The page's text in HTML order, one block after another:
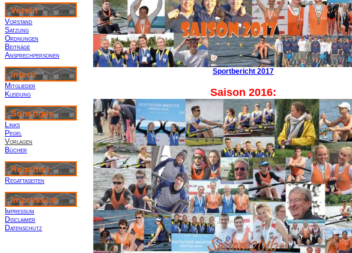
Vorstand
Satzung
Ordnungen
Beiträge
Ansprechpersonen
Mitglieder
Kleidung
Links
Pegel
Vorlagen
Bücher
Regattaseiten
Impressum
Disclaimer
Datenschutz
Sportbericht 2017
Saison 2016: